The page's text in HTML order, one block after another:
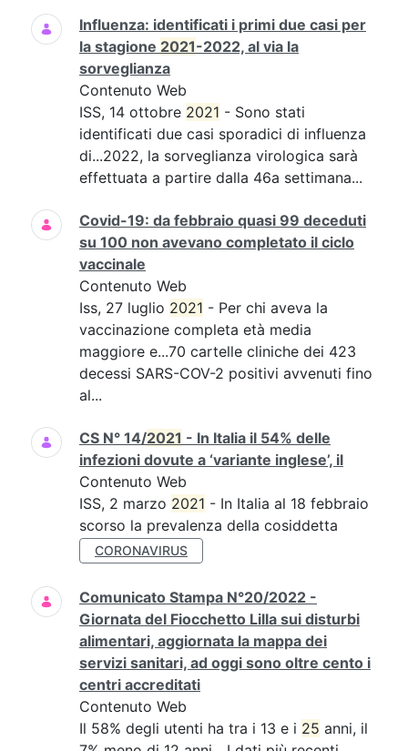
Influenza: identificati i primi due casi per
la stagione 2021-2022, al via la
sorveglianza
Contenuto Web
ISS, 14 ottobre 2021 - Sono stati
identificati due casi sporadici di influenza
di...2022, la sorveglianza virologica sarà
effettuata a partire dalla 46a settimana...
Covid-19: da febbraio quasi 99 deceduti
su 100 non avevano completato il ciclo
vaccinale
Contenuto Web
Iss, 27 luglio 2021 - Per chi aveva la
vaccinazione completa età media
maggiore e...70 cartelle cliniche dei 423
decessi SARS-COV-2 positivi avvenuti fino
al...
CS N° 14/2021 - In Italia il 54% delle
infezioni dovute a ‘variante inglese’, il
Contenuto Web
ISS, 2 marzo 2021 - In Italia al 18 febbraio
scorso la prevalenza della cosiddetta
CORONAVIRUS
Comunicato Stampa N°20/2022 -
Giornata del Fiocchetto Lilla sui disturbi
alimentari, aggiornata la mappa dei
servizi sanitari, ad oggi sono oltre cento i
centri accreditati
Contenuto Web
Il 58% degli utenti ha tra i 13 e i 25 anni, il